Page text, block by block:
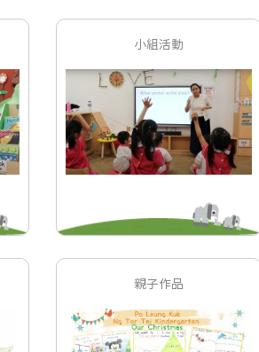
小組活動
親子作品